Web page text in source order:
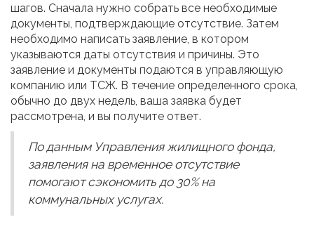
шагов. Сначала нужно собрать все необходимые
документы, подтверждающие отсутствие. Затем
необходимо написать заявление, в котором
указываются даты отсутствия и причины. Это
заявление и документы подаются в управляющую
компанию или ТСЖ. В течение определенного срока,
обычно до двух недель, ваша заявка будет
рассмотрена, и вы получите ответ.
По данным Управления жилищного фонда,
заявления на временное отсутствие
помогают сэкономить до 30% на
коммунальных услугах.